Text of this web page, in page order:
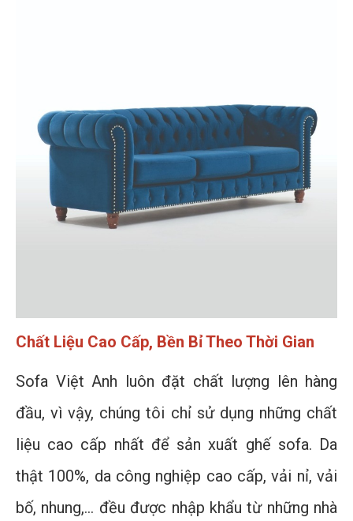
Chất Liệu Cao Cấp, Bền Bỉ Theo Thời Gian
Sofa Việt Anh luôn đặt chất lượng lên hàng
đầu, vì vậy, chúng tôi chỉ sử dụng những chất
liệu cao cấp nhất để sản xuất ghế sofa. Da
thật 100%, da công nghiệp cao cấp, vải nỉ, vải
bố, nhung,... đều được nhập khẩu từ những nhà